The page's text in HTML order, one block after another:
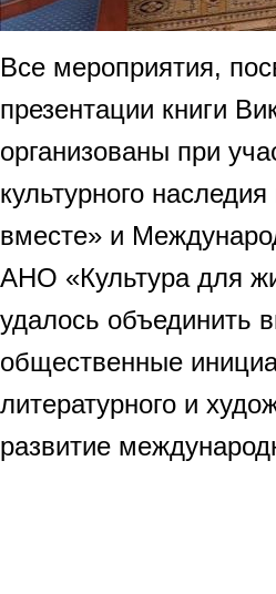
Все мероприятия,
презентации книги
организованы при
культурного
вместе» и
АНО «Культура для
удалось объединить
общественные
литературного и
развитие